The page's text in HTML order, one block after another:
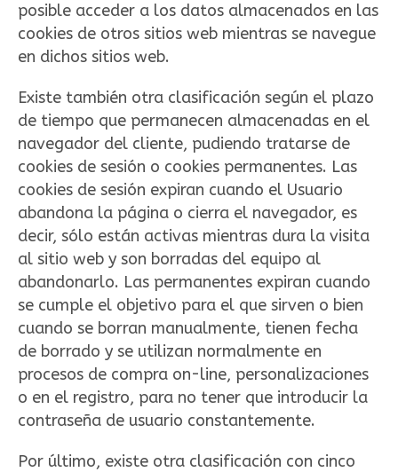
posible acceder a los datos almacenados en las
cookies de otros sitios web mientras se navegue
en dichos sitios web.
Existe también otra clasificación según el plazo
de tiempo que permanecen almacenadas en el
navegador del cliente, pudiendo tratarse de
cookies de sesión o cookies permanentes. Las
cookies de sesión expiran cuando el Usuario
abandona la página o cierra el navegador, es
decir, sólo están activas mientras dura la visita
al sitio web y son borradas del equipo al
abandonarlo. Las permanentes expiran cuando
se cumple el objetivo para el que sirven o bien
cuando se borran manualmente, tienen fecha
de borrado y se utilizan normalmente en
procesos de compra on-line, personalizaciones
o en el registro, para no tener que introducir la
contraseña de usuario constantemente.
Por último, existe otra clasificación con cinco